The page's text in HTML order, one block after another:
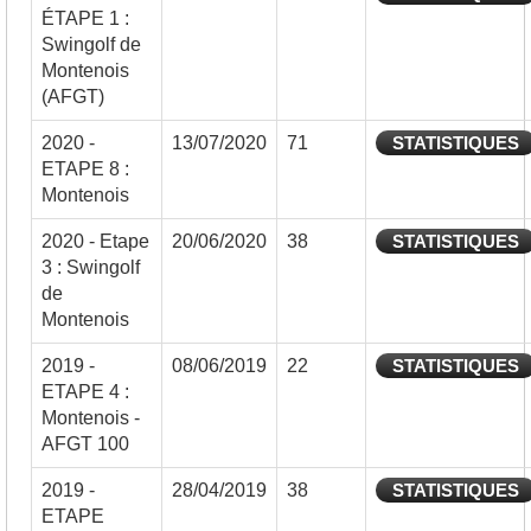
ÉTAPE 1 :
Swingolf de
Montenois
(AFGT)
2020 -
ETAPE 8 :
Montenois
13/07/2020 71 STATISTIQUES
2020 - Etape
3 : Swingolf
de
Montenois
20/06/2020 38 STATISTIQUES
2019 -
ETAPE 4 :
Montenois -
AFGT 100
08/06/2019 22 STATISTIQUES
2019 -
ETAPE
28/04/2019 38 STATISTIQUES